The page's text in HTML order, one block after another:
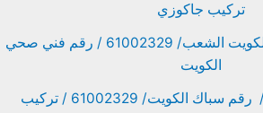
تركيب جاكوزي
تصليح سخان مركزي بالكويت الشعب/ 61002329 / رقم فني صحي
الكويت
تسليك مجاري حولي/ رقم سباك الكويت/ 61002329 / تركيب